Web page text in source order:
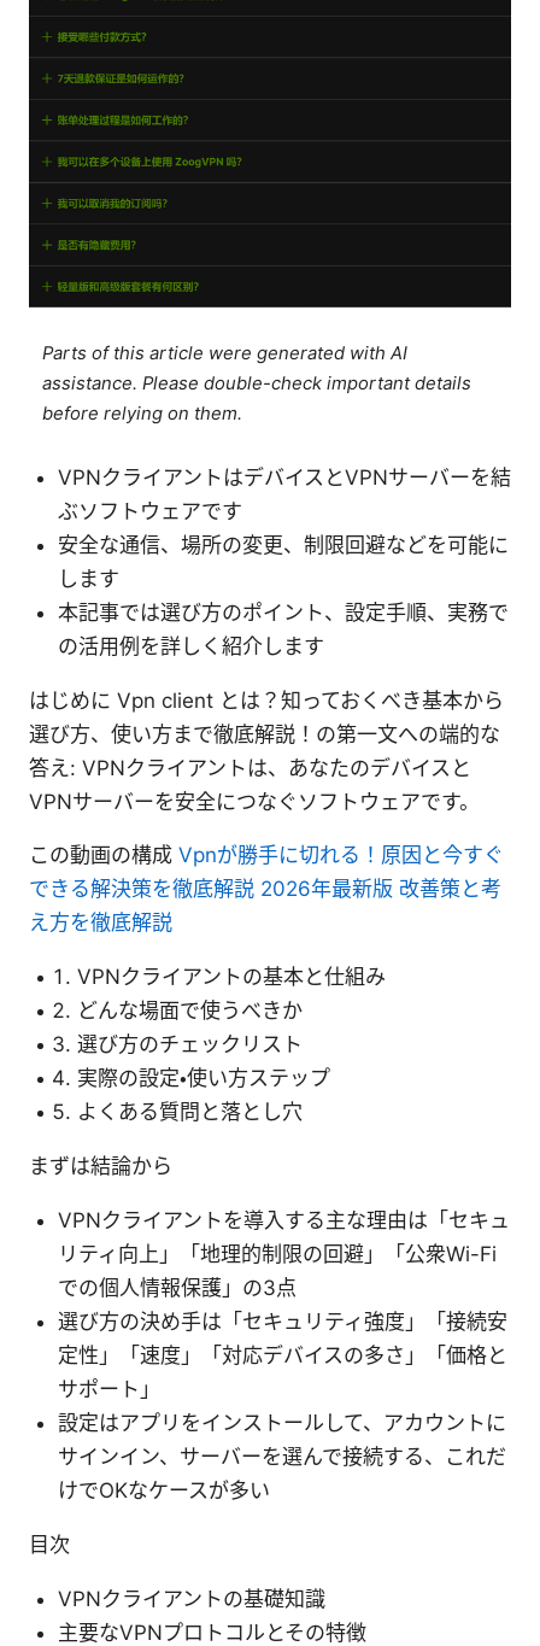
Parts of this article were generated with AI
assistance. Please double-check important details
before relying on them.
VPNクライアントはデバイスとVPNサーバーを結
ぶソフトウェアです
安全な通信、場所の変更、制限回避などを可能に
します
本記事では選び方のポイント、設定手順、実務で
の活用例を詳しく紹介します
はじめに Vpn client とは？知っておくべき基本から
選び方、使い方まで徹底解説！の第一文への端的な
答え: VPNクライアントは、あなたのデバイスと
VPNサーバーを安全につなぐソフトウェアです。
この動画の構成 Vpnが勝手に切れる！原因と今すぐ
できる解決策を徹底解説 2026年最新版 改善策と考
え方を徹底解説
VPNクライアントの基本と仕組み
どんな場面で使うべきか
選び方のチェックリスト
実際の設定・使い方ステップ
よくある質問と落とし穴
まずは結論から
VPNクライアントを導入する主な理由は「セキュ
リティ向上」「地理的制限の回避」「公衆Wi-Fi
での個人情報保護」の3点
選び方の決め手は「セキュリティ強度」「接続安
定性」「速度」「対応デバイスの多さ」「価格と
サポート」
設定はアプリをインストールして、アカウントに
サインイン、サーバーを選んで接続する、これだ
けでOKなケースが多い
目次
VPNクライアントの基礎知識
主要なVPNプロトコルとその特徴